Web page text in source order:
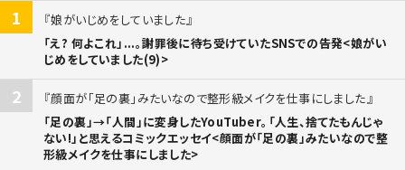
1
娘がいじめをしていました
「え? 何よこれ」...。謝罪後に待ち受けていたSNSでの告発<娘がい
じめをしていました(9)>
2
顔面が「足の裏」みたいなので整形級メイクを仕事にしました
「足の裏」→「人間」に変身したYouTuber。「人生、捨てたもんじゃ
ない!」と思えるコミックエッセイ<顔面が「足の裏」みたいなので整
形級メイクを仕事にしました>